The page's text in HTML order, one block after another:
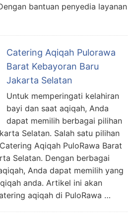
bantuan penyedia layanan
Catering Aqiqah Pulorawa
Barat Kebayoran Baru
Jakarta Selatan
Untuk memperingati kelahiran
bayi dan saat aqiqah, Anda
dapat memilih berbagai pilihan
Selatan. Salah satu pilihan
Aqiqah PuloRawa Barat
Selatan. Dengan berbagai
Anda dapat memilih yang
anda. Artikel ini akan
aqiqah di PuloRawa …